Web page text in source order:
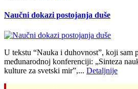
Naučni dokazi postojanja duše
U tekstu “Nauka i duhovnost”, koji sam
međunarodnoj konferenciji: „Sinteza
kulture za svetski mir”,... Detaljnije